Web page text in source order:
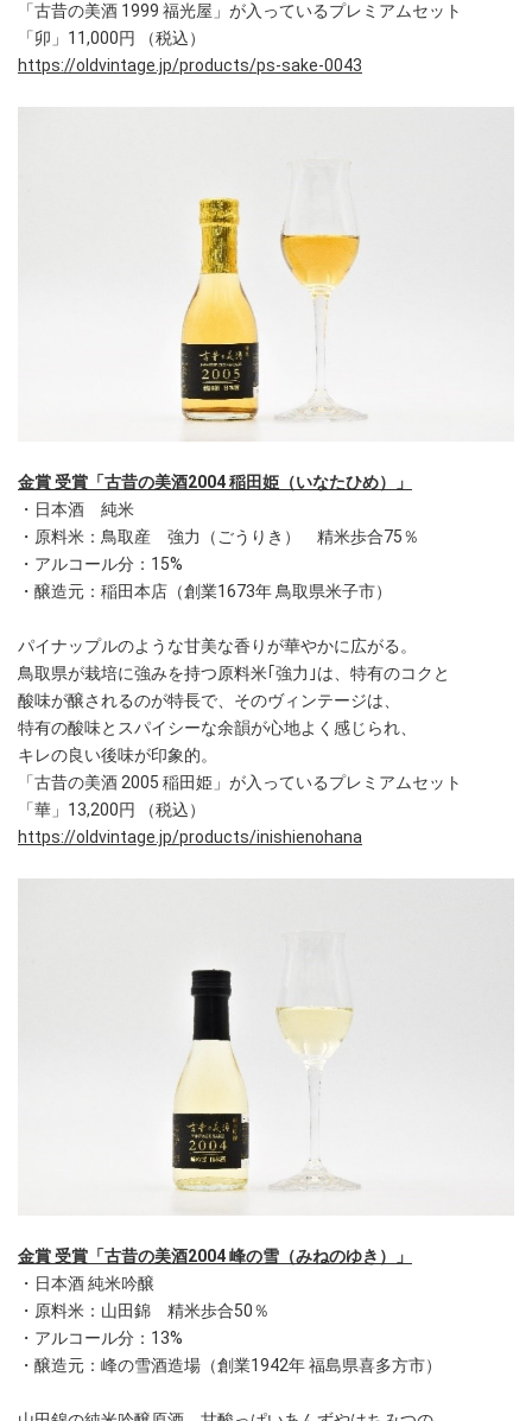
「古昔の美酒 1999 福光屋」が入っているプレミアムセット
「卯」11,000円 （税込）
https://oldvintage.jp/products/ps-sake-0043
金賞 受賞「古昔の美酒2004 稲田姫（いなたひめ）」
・日本酒 純米
・原料米：鳥取産 強力（ごうりき） 精米歩合75％
・アルコール分：15%
・醸造元：稲田本店（創業1673年 鳥取県米子市）
パイナップルのような甘美な香りが華やかに広がる。
鳥取県が栽培に強みを持つ原料米｢強力｣は、特有のコクと
酸味が醸されるのが特長で、そのヴィンテージは、
特有の酸味とスパイシーな余韻が心地よく感じられ、
キレの良い後味が印象的。
「古昔の美酒 2005 稲田姫」が入っているプレミアムセット
「華」13,200円 （税込）
https://oldvintage.jp/products/inishienohana
金賞 受賞「古昔の美酒2004 峰の雪（みねのゆき）」
・日本酒 純米吟醸
・原料米：山田錦 精米歩合50％
・アルコール分：13%
・醸造元：峰の雪酒造場（創業1942年 福島県喜多方市）